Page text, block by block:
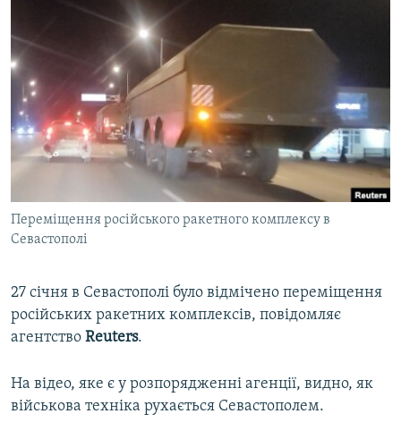
ВСЕ ЗА ДЕНЬ
СПЕЦПРОЕКТИ
ДЕПОРТАЦІЯ
ВІДЕОУРОКИ «ELIFBE»
СВІДЧЕННЯ ОКУПАЦІЇ
УКРАЇНСЬКА ПРОБЛЕМА КРИМУ
ІНФОГРАФІКА
ЯК ОБІЙТИ БЛОКУВАННЯ
Русский
Qırımtatar
ДОЛУЧАЙСЯ!
Усі сайти RFE/RL
Переміщення російського ракетного комплексу в
Севастополі
27 січня в Севастополі було відмічено переміщення
російських ракетних комплексів, повідомляє
агентство Reuters.
На відео, яке є у розпорядженні агенції, видно, як
військова техніка рухається Севастополем.